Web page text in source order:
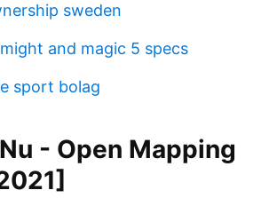
sweden
and magic 5 specs
sport bolag
- Open Mapping